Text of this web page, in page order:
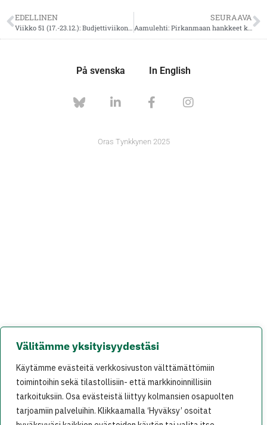
Välitämme yksityisyydestäsi
Käytämme evästeitä verkkosivuston välttämättömiin
toimintoihin sekä tilastollisiin- että markkinoinnillisiin
tarkoituksiin. Osa evästeistä liittyy kolmansien osapuolten
tarjoamiin palveluihin. Klikkaamalla ‘Hyväksy’ osoitat
EDELLINEN SEURAAVA
Aamulehti: Pirkanmaan hankkeet kyllÃ¤ etenevÃ¤t
På svenska In English
Oras Tynkkynen 2025